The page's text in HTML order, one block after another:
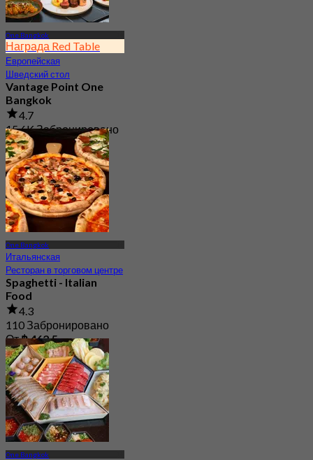
One Bangkok
Награда Red Table
Европейская
Шведский стол
Vantage Point One
Bangkok
4.7
15.6K Забронировано
От฿ 399
One Bangkok
Итальянская
Ресторан в торговом центре
Spaghetti - Italian
Food
4.3
110 Забронировано
От฿ 462.5
One Bangkok